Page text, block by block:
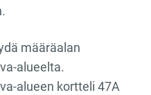
määräalan
alueelta.
alueen kortteli 47A